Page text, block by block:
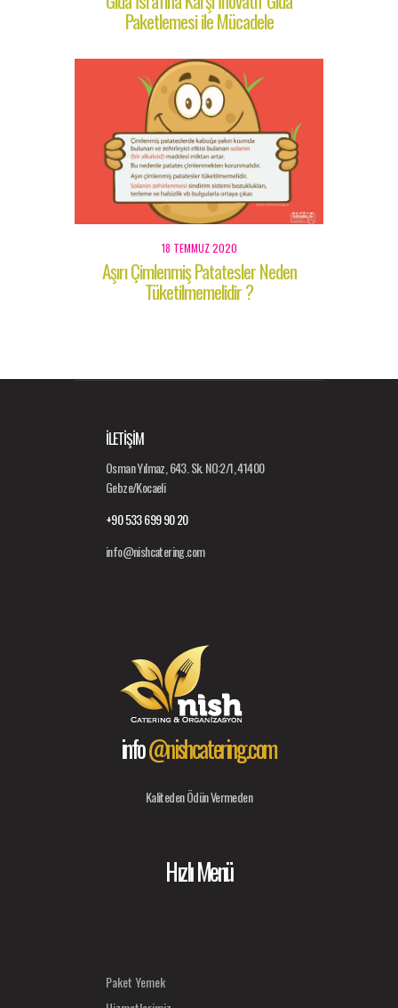
Paketlemesi ile Mücadele
18 TEMMUZ 2020
Aşırı Çimlenmiş Patatesler Neden
Tüketilmemelidir ?
İLETİŞİM
Osman Yılmaz, 643. Sk. NO:2/1, 41400
Gebze/Kocaeli
+90 533 699 90 20
info@nishcatering.com
info@nishcatering.com
Kaliteden Ödün Vermeden
Hızlı Menü
Paket Yemek